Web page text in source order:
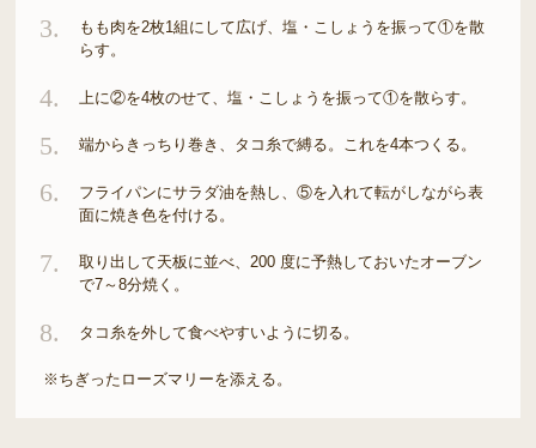
3.
もも肉を2枚1組にして広げ、塩・こしょうを振って①を散
らす。
4. 上に②を4枚のせて、塩・こしょうを振って①を散らす。
5. 端からきっちり巻き、タコ糸で縛る。これを4本つくる。
6.
フライパンにサラダ油を熱し、⑤を入れて転がしながら表
面に焼き色を付ける。
7.
取り出して天板に並べ、200 度に予熱しておいたオーブン
で7～8分焼く。
8. タコ糸を外して食べやすいように切る。
※ちぎったローズマリーを添える。